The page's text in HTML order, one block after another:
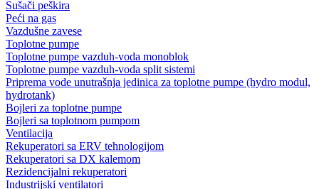
Sušači peškira
Peći na gas
Vazdušne zavese
Toplotne pumpe
Toplotne pumpe vazduh-voda monoblok
Toplotne pumpe vazduh-voda split sistemi
Priprema vode unutrašnja jedinica za toplotne pumpe (hydro modul,
hydrotank)
Bojleri za toplotne pumpe
Bojleri sa toplotnom pumpom
Ventilacija
Rekuperatori sa ERV tehnologijom
Rekuperatori sa DX kalemom
Rezidencijalni rekuperatori
Industrijski ventilatori